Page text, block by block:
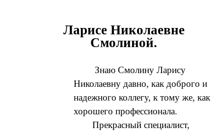
Ларисе Николаевне
Смолиной.
Знаю Смолину Ларису
Николаевну давно, как доброго и
надежного коллегу, к тому же, как
хорошего профессионала.
Прекрасный специалист,